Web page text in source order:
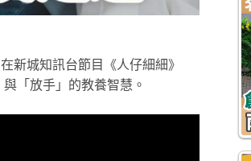
新城知訊台節目《人仔細細》
「放手」的教養智慧。